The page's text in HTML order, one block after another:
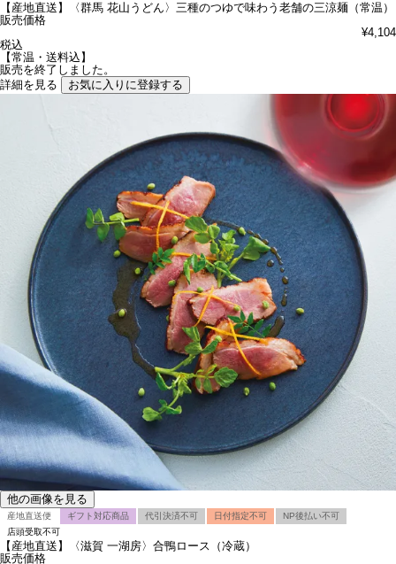
【産地直送】〈群馬 花山うどん〉三種のつゆで味わう老舗の三涼麺（常温）
販売価格
¥4,104
税込
【常温・送料込】
販売を終了しました。
詳細を見る
お気に入りに登録する
他の画像を見る
産地直送便 ギフト対応商品 代引決済不可 日付指定不可
NP後払い不可
店頭受取不可
【産地直送】〈滋賀 一湖房〉合鴨ロース（冷蔵）
販売価格